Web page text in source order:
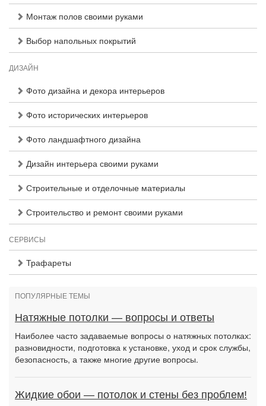
Монтаж полов своими руками
Выбор напольных покрытий
ДИЗАЙН
Фото дизайна и декора интерьеров
Фото исторических интерьеров
Фото ландшафтного дизайна
Дизайн интерьера своими руками
Строительные и отделочные материалы
Строительство и ремонт своими руками
СЕРВИСЫ
Трафареты
ПОПУЛЯРНЫЕ ТЕМЫ
Натяжные потолки — вопросы и ответы
Наиболее часто задаваемые вопросы о натяжных потолках:
разновидности, подготовка к установке, уход и срок службы,
безопасность, а также многие другие вопросы.
Жидкие обои — потолок и стены без проблем!